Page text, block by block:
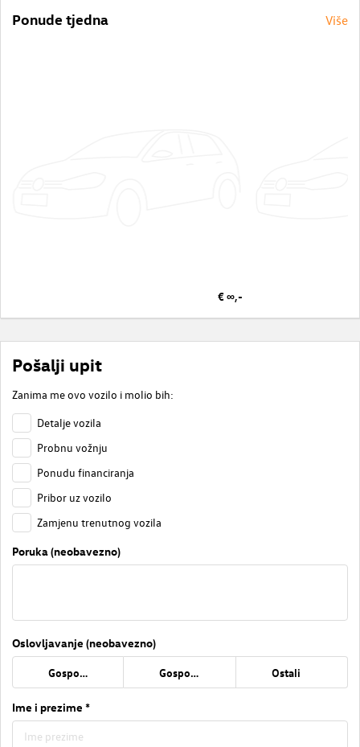
Ponude tjedna Više
€ ∞,-
Pošalji upit
Zanima me ovo vozilo i molio bih:
Detalje vozila
Probnu vožnju
Ponudu financiranja
Pribor uz vozilo
Zamjenu trenutnog vozila
Poruka (neobavezno)
Oslovljavanje (neobavezno)
Gospođa Gospodin Ostali
Ime i prezime *